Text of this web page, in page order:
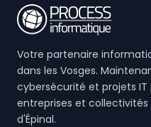
Votre partenaire
dans les Vosges.
cybersécurité et projets IT
entreprises et collectivités
d'Épinal.